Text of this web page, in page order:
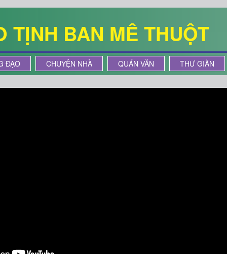
BAN MÊ THUỘT
ĐẠO CHUYỆN NHÀ QUÁN VĂN THƯ GIÃN